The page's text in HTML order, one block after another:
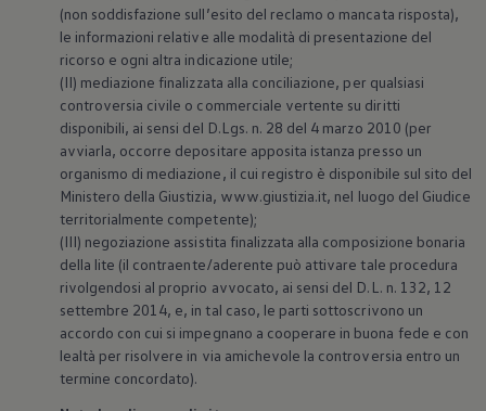
(non soddisfazione sull’esito del reclamo o mancata risposta),
le informazioni relative alle modalità di presentazione del
ricorso e ogni altra indicazione utile;
(II) mediazione finalizzata alla conciliazione, per qualsiasi
controversia civile o commerciale vertente su diritti
disponibili, ai sensi del D.Lgs. n. 28 del 4 marzo 2010 (per
avviarla, occorre depositare apposita istanza presso un
organismo di mediazione, il cui registro è disponibile sul sito del
Ministero della Giustizia, www.giustizia.it, nel luogo del Giudice
territorialmente competente);
(III) negoziazione assistita finalizzata alla composizione bonaria
della lite (il contraente/aderente può attivare tale procedura
rivolgendosi al proprio avvocato, ai sensi del D.L. n. 132, 12
settembre 2014, e, in tal caso, le parti sottoscrivono un
accordo con cui si impegnano a cooperare in buona fede e con
lealtà per risolvere in via amichevole la controversia entro un
termine concordato).